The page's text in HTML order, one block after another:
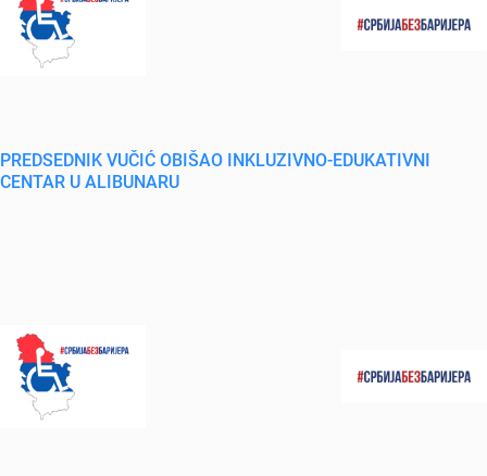
PREDSEDNIK VUČIĆ OBIŠAO INKLUZIVNO-EDUKATIVNI
CENTAR U ALIBUNARU